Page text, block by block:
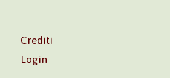
Crediti
Login